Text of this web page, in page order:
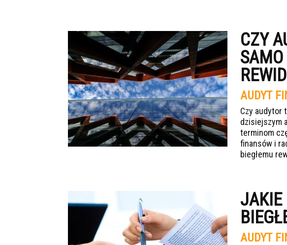
CZY
SAMO
AUDYT
Czy audytor
dzisiejszym
terminom
finansów i
biegłemu
JAKIE
AUDYT